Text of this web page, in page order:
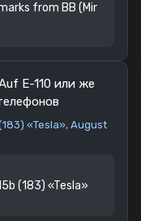
from BB (Mir
E-110 или же
«Tesla», August
(183) «Tesla»